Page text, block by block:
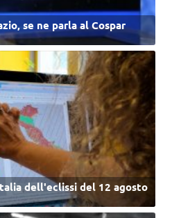
se ne parla al Cospar
dell'eclissi del 12 agosto